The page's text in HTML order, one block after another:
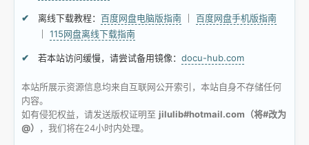
离线下载教程： 百度网盘电脑版指南
百度网盘手机版指南
115网盘离线下载指南
若本站访问缓慢，请尝试备用镜像： docu-hub.com
本站所展示资源信息均来自互联网公开索引，本站自身不存储任何
内容。
如有侵犯权益，请发送版权证明至 jilulib#hotmail.com（将#改为
@）
，我们将在24小时内处理。